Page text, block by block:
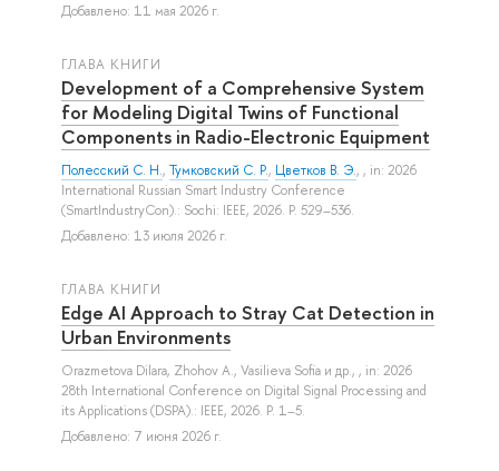
Добавлено: 11 мая 2026 г.
ГЛАВА КНИГИ
Development of a Comprehensive System
for Modeling Digital Twins of Functional
Components in Radio-Electronic Equipment
Полесский С. Н., Тумковский С. Р., Цветков В. Э., , in: 2026
International Russian Smart Industry Conference
(SmartIndustryCon).: Sochi: IEEE, 2026. P. 529–536.
Добавлено: 13 июля 2026 г.
ГЛАВА КНИГИ
Edge AI Approach to Stray Cat Detection in
Urban Environments
Orazmetova Dilara, Zhohov A., Vasilieva Sofia и др., , in: 2026
28th International Conference on Digital Signal Processing and
its Applications (DSPA).: IEEE, 2026. P. 1–5.
Добавлено: 7 июня 2026 г.